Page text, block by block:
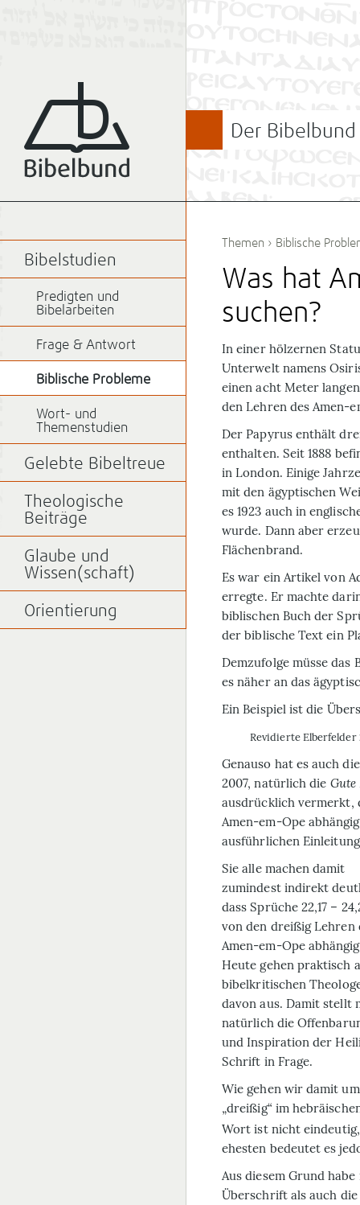
Der Bibelbund
Themen › Biblische
Was hat
suchen?
In einer hölzernen
Unterwelt namens
einen acht Meter
den Lehren des Amen-
Der Papyrus enthält
enthalten. Seit 1888
in London. Einige
mit den ägyptischen
es 1923 auch in
wurde. Dann aber
Flächenbrand.
Es war ein Artikel von
erregte. Er machte
biblischen Buch der
der biblische Text ein
Demzufolge müsse
es näher an das
Ein Beispiel ist die
Revidierte
Genauso hat es auch
2007, natürlich die
ausdrücklich vermerkt,
Amen-em-Ope
ausführlichen
Sie alle machen damit
zumindest indirekt
dass Sprüche 22,17 –
von den dreißig Lehren
Amen-em-Ope
Heute gehen praktisch
bibelkritischen
davon aus. Damit stellt
natürlich die
und Inspiration der
Schrift in Frage.
Wie gehen wir damit
„dreißig“ im
Wort ist nicht
ehesten bedeutet es
Aus diesem Grund
Überschrift als auch
Bibelstudien
Predigten und
Bibelarbeiten
Frage & Antwort
Biblische Probleme
Wort- und
Themenstudien
Gelebte Bibeltreue
Theologische
Beiträge
Glaube und
Wissen(schaft)
Orientierung